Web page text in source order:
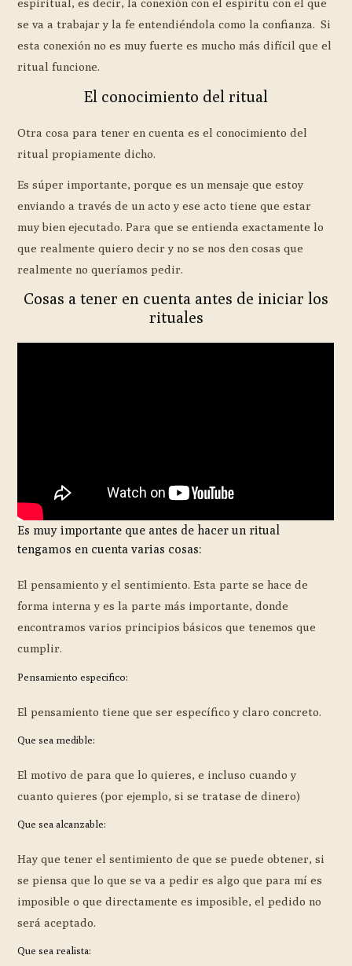
espiritual, es decir, la conexión con el espíritu con el que
se va a trabajar y la fe entendiéndola como la confianza. Si
esta conexión no es muy fuerte es mucho más difícil que el
ritual funcione.
El conocimiento del ritual
Otra cosa para tener en cuenta es el conocimiento del
ritual propiamente dicho.
Es súper importante, porque es un mensaje que estoy
enviando a través de un acto y ese acto tiene que estar
muy bien ejecutado. Para que se entienda exactamente lo
que realmente quiero decir y no se nos den cosas que
realmente no queríamos pedir.
Cosas a tener en cuenta antes de iniciar los
rituales
Es muy importante que antes de hacer un ritual
tengamos en cuenta varias cosas:
El pensamiento y el sentimiento. Esta parte se hace de
forma interna y es la parte más importante, donde
encontramos varios principios básicos que tenemos que
cumplir.
Pensamiento especifico:
El pensamiento tiene que ser específico y claro concreto.
Que sea medible:
El motivo de para que lo quieres, e incluso cuando y
cuanto quieres (por ejemplo, si se tratase de dinero)
Que sea alcanzable:
Hay que tener el sentimiento de que se puede obtener, si
se piensa que lo que se va a pedir es algo que para mí es
imposible o que directamente es imposible, el pedido no
será aceptado.
Que sea realista: